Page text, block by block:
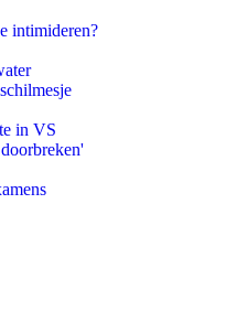
intimideren?
in VS